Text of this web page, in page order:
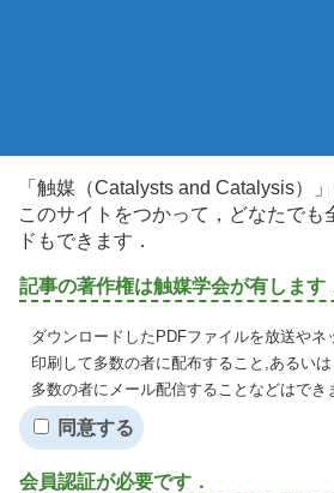
「触媒（Catalysts and Catalysis）
このサイトをつかって，どなたで
ドもできます．
記事の著作権は触媒学会が有します
ダウンロードしたPDFファイルを放送や
印刷して多数の者に配布すること,あるいは
多数の者にメール配信することなどはでき
同意する
会員認証が必要です．